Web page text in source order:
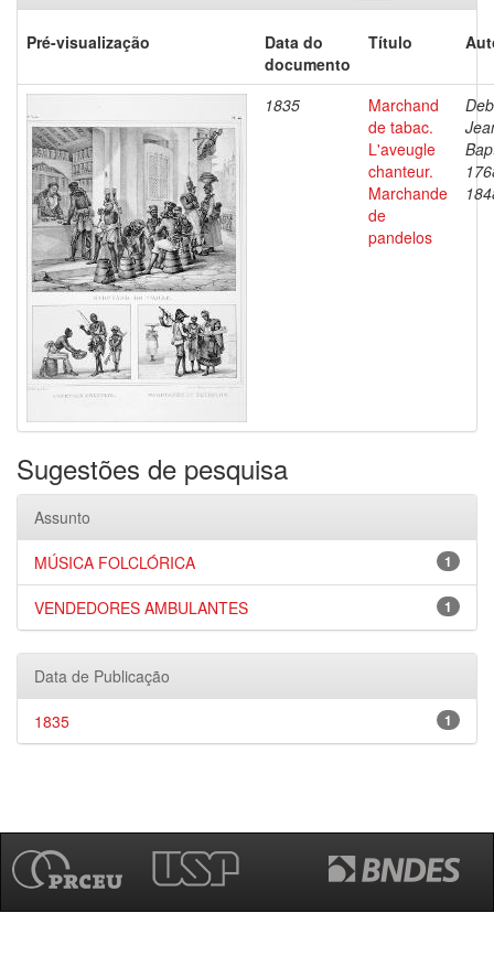
Pré-visualização
Data do
documento
Título
1835
Marchand
de tabac.
L'aveugle
chanteur.
Marchande
de
pandelos
Sugestões de pesquisa
Assunto
1
MÚSICA FOLCLÓRICA
1
VENDEDORES AMBULANTES
Data de Publicação
1
1835